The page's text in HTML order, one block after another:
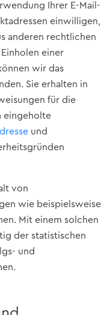
Ihrer E-Mail-
einwilligen,
anderen rechtlichen
einer
wir das
Sie erhalten in
für die
eingeholte
und
von
wie beispielsweise
Mit einem solchen
der statistischen
und